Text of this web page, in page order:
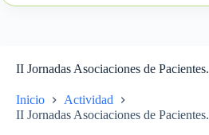
II Jornadas Asociaciones de Pacientes.
Inicio
Actividad
II Jornadas Asociaciones de Pacientes.